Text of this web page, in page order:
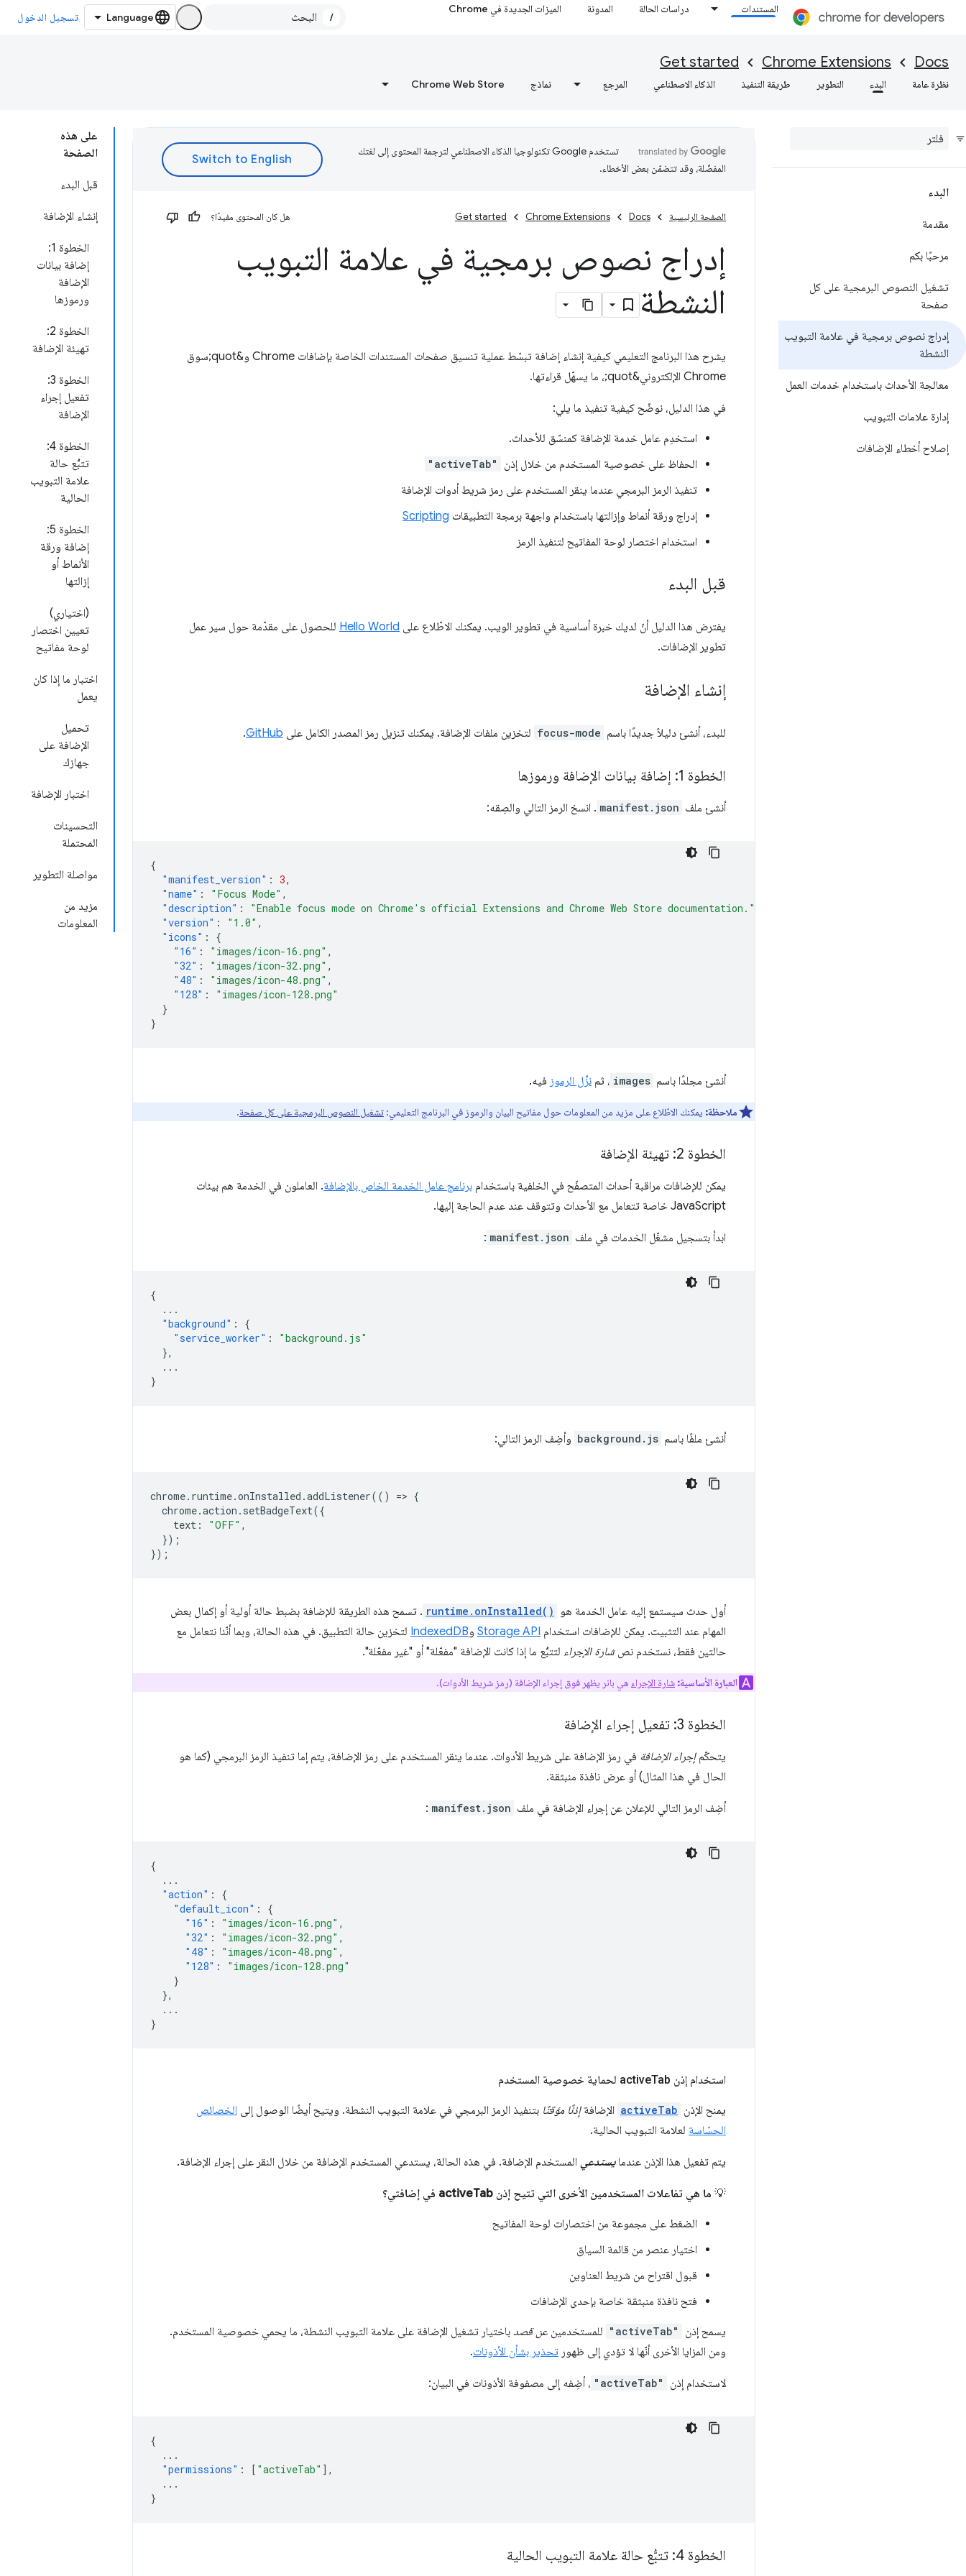
المستندات دراسات الحالة المدونة الميزات الجديدة في Chrome
/ تسجيل الدخول
Docs
Chrome Extensions
Get started
نظرة عامة البدء التطوير طريقة التنفيذ الذكاء الاصطناعي المرجع نماذج Chrome Web Store
البدء
مقدمة
مرحبًا بكم
تشغيل النصوص البرمجية على كل
صفحة
إدراج نصوص برمجية في علامة التبويب
النشطة
معالجة الأحداث باستخدام خدمات العمل
إدارة علامات التبويب
إصلاح أخطاء الإضافات
على هذه
الصفحة
قبل البدء
إنشاء الإضافة
الخطوة 1:
إضافة بيانات
الإضافة
ورموزها
الخطوة 2:
تهيئة الإضافة
الخطوة 3:
تفعيل إجراء
الإضافة
الخطوة 4:
تتبُّع حالة
علامة التبويب
الحالية
الخطوة 5:
إضافة ورقة
الأنماط أو
إزالتها
(اختياري)
تعيين اختصار
لوحة مفاتيح
اختبار ما إذا كان
يعمل
تحميل
الإضافة على
جهازك
اختبار الإضافة
التحسينات
المحتملة
مواصلة التطوير
مزيد من
المعلومات
تستخدم Google تكنولوجيا الذكاء الاصطناعي لترجمة المحتوى إلى لغتك
المفضّلة، وقد تتضمّن بعض الأخطاء.
الصفحة الرئيسية Docs
Chrome Extensions
Get started هل كان المحتوى مفيدًا؟
إدراج نصوص برمجية في علامة التبويب
النشطة
يشرح هذا البرنامج التعليمي كيفية إنشاء إضافة تبسّط عملية تنسيق صفحات المستندات الخاصة بإضافات Chrome و&quot;سوق
Chrome الإلكتروني&quot;، ما يسهّل قراءتها.
في هذا الدليل، نوضّح كيفية تنفيذ ما يلي:
استخدِم عامل خدمة الإضافة كمنسّق للأحداث.
الحفاظ على خصوصية المستخدم من خلال إذن
"activeTab"
تنفيذ الرمز البرمجي عندما ينقر المستخدم على رمز شريط أدوات الإضافة
إدراج ورقة أنماط وإزالتها باستخدام واجهة برمجة التطبيقات Scripting
استخدام اختصار لوحة المفاتيح لتنفيذ الرمز
قبل البدء
يفترض هذا الدليل أنّ لديك خبرة أساسية في تطوير الويب. يمكنك الاطّلاع على Hello World للحصول على مقدّمة حول سير عمل
تطوير الإضافات.
إنشاء الإضافة
للبدء، أنشئ دليلاً جديدًا باسم focus-mode لتخزين ملفات الإضافة. يمكنك تنزيل رمز المصدر الكامل على GitHub
.
الخطوة 1: إضافة بيانات الإضافة ورموزها
أنشئ ملف manifest.json . انسخ الرمز التالي والصِقه:
{
"manifest_version" : 3,
"name" : "Focus Mode" ,
"description" : "Enable focus mode on Chrome's official Extensions and Chrome Web Store documentation."
"version" : "1.0" ,
"icons" :
{
"16" : "images/icon-16.png" ,
"32" : "images/icon-32.png" ,
"48" : "images/icon-48.png" ,
"128" :
"images/icon-128.png"
}
}
أنشئ مجلدًا باسم images ، ثم نزِّل الرموز فيه.
ملاحظة: يمكنك الاطّلاع على مزيد من المعلومات حول مفاتيح البيان والرموز في البرنامج التعليمي: تشغيل النصوص البرمجية على كل صفحة.
الخطوة 2: تهيئة الإضافة
يمكن للإضافات مراقبة أحداث المتصفّح في الخلفية باستخدام برنامج عامل الخدمة الخاص بالإضافة. العاملون في الخدمة هم بيئات
JavaScript خاصة تتعامل مع الأحداث وتتوقف عند عدم الحاجة إليها.
ابدأ بتسجيل مشغّل الخدمات في ملف manifest.json
:
{
...
"background" :
{
"service_worker" :
"background.js"
},
...
}
أنشئ ملفًا باسم background.js وأضِف الرمز التالي:
chrome. runtime.onInstalled .addListener(() => {
chrome.action . setBadgeText({
text : "OFF" ,
});
});
أول حدث سيستمع إليه عامل الخدمة هو runtime.onInstalled() . تسمح هذه الطريقة للإضافة بضبط حالة أولية أو إكمال بعض
المهام عند التثبيت. يمكن للإضافات استخدام Storage API وIndexedDB لتخزين حالة التطبيق. في هذه الحالة، وبما أنّنا نتعامل مع
حالتين فقط، نستخدم نصشارة الإجراء لتتبُّع ما إذا كانت الإضافة "مفعّلة" أو "غير مفعّلة".
العبارة الأساسية: شارة الإجراء هي بانر يظهر فوق إجراء الإضافة (رمز شريط الأدوات).
الخطوة 3: تفعيل إجراء الإضافة
يتحكّمإجراء الإضافة في رمز الإضافة على شريط الأدوات. عندما ينقر المستخدم على رمز الإضافة، يتم إما تنفيذ الرمز البرمجي (كما هو
الحال في هذا المثال) أو عرض نافذة منبثقة.
أضِف الرمز التالي للإعلان عن إجراء الإضافة في ملف manifest.json
:
{
...
"action" :
{
"default_icon" :
{
"16" : "images/icon-16.png" ,
"32" : "images/icon-32.png" ,
"48" : "images/icon-48.png" ,
"128" :
"images/icon-128.png"
}
},
...
}
استخدام إذن active Tab لحماية خصوصية المستخدم
يمنح الإذن activeTab الإضافةإذنًا مؤقتًا بتنفيذ الرمز البرمجي في علامة التبويب النشطة. ويتيح أيضًا الوصول إلى الخصائص
الحسّاسة لعلامة التبويب الحالية.
يتم تفعيل هذا الإذن عندمايستدعي المستخدم الإضافة. في هذه الحالة، يستدعي المستخدم الإضافة من خلال النقر على إجراء الإضافة.
💡 ما هي تفاعلات المستخدمين الأخرى التي تتيح إذن activeTab في إضافتي؟
الضغط على مجموعة من اختصارات لوحة المفاتيح
اختيار عنصر من قائمة السياق
قبول اقتراح من شريط العناوين
فتح نافذة منبثقة خاصة بإحدى الإضافات
يسمح إذن "activeTab" للمستخدمين عن قصد باختيار تشغيل الإضافة على علامة التبويب النشطة، ما يحمي خصوصية المستخدم.
ومن المزايا الأخرى أنّها لا تؤدي إلى ظهور تحذير بشأن الأذونات.
لاستخدام إذن "activeTab" ، أضِفه إلى مصفوفة الأذونات في البيان:
{
...
"permissions" : [ "activeTab" ],
...
}
الخطوة 4: تتبُّع حالة علامة التبويب الحالية